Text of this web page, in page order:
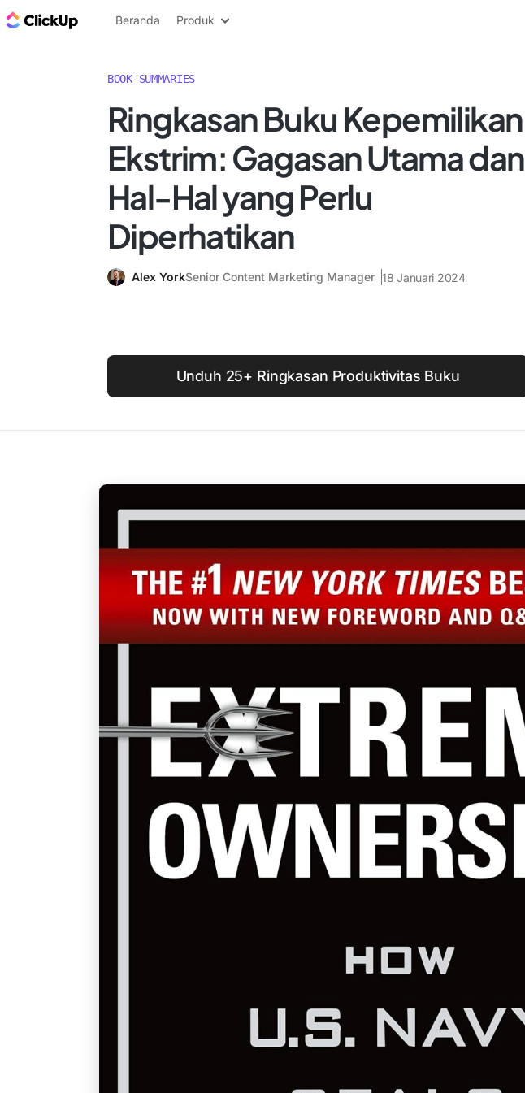
Blog ClickUp
Beranda Produk
BOOK SUMMARIES
Ringkasan Buku Kepemilikan
Ekstrim: Gagasan Utama dan
Hal-Hal yang Perlu
Diperhatikan
Alex YorkSenior Content Marketing Manager 18 Januari 2024
Unduh 25+ Ringkasan Produktivitas Buku